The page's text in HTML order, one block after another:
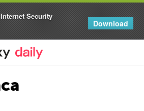
Security
Download
Kaspersky Resmi Blogu